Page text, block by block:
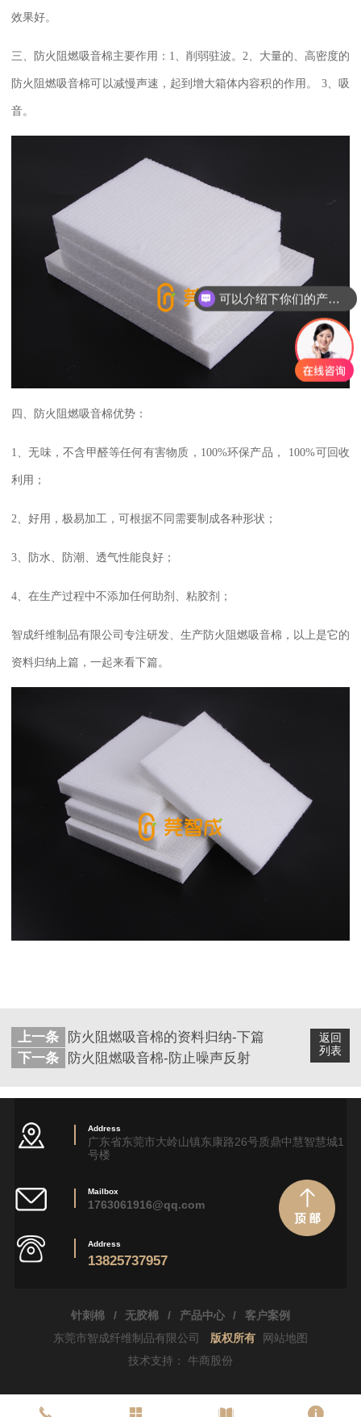
效果好。
三、防火阻燃吸音棉主要作用：1 、削弱驻波。 2 、大量的、高密度的
防火阻燃吸音棉可以减慢声速，起到增大箱体内容积的作用。 3、吸
音。
四、防火阻燃吸音棉优势：
1、无味，不含甲醛等任何有害物质， 100%环保产品， 100%可回收
利用；
2、好用，极易加工，可根据不同需要制成各种形状；
3、防水、防潮、透气性能良好；
4、在生产过程中不添加任何助剂、粘胶剂；
智成纤维制品有限公司专注研发、生产防火阻燃吸音棉，以上是它的
资料归纳上篇，一起来看下篇。
返回
列表
上一条
防火阻燃吸音棉的资料归纳-下篇
下一条
防火阻燃吸音棉-防止噪声反射
Address
广东省东莞市大岭山镇东康路26号质鼎中慧智慧城1
号楼
Mailbox
1763061916@qq.com
Address
13825737957
针刺棉 / 无胶棉 / 产品中心 /
客户案例
东莞市智成纤维制品有限公司
版权所有
网站地图
技术支持： 牛商股份
可以介绍下你们的产品么？